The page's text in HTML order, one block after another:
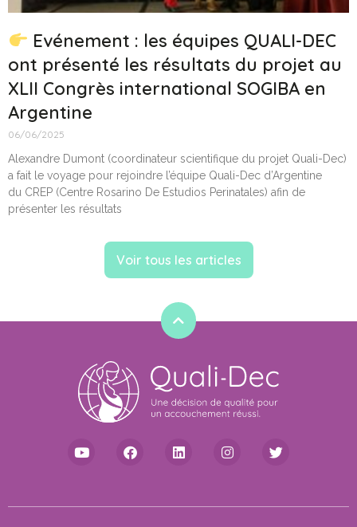
Evénement : les équipes QUALI-DEC
ont présenté les résultats du projet au
XLII Congrès international SOGIBA en
Argentine
06/06/2025
Alexandre Dumont (coordinateur scientifique du projet Quali-Dec)
a fait le voyage pour rejoindre l’équipe Quali-Dec d’Argentine
du CREP (Centre Rosarino De Estudios Perinatales) afin de
présenter les résultats
Voir tous les articles